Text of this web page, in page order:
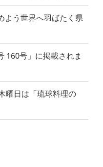
よう世界へ羽ばたく県
160号」に掲載されま
曜日は「琉球料理の